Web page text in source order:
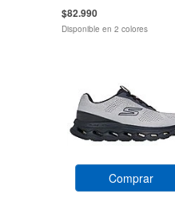
$82.990
Disponible en 2 colores
Comprar